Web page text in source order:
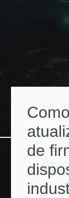
de